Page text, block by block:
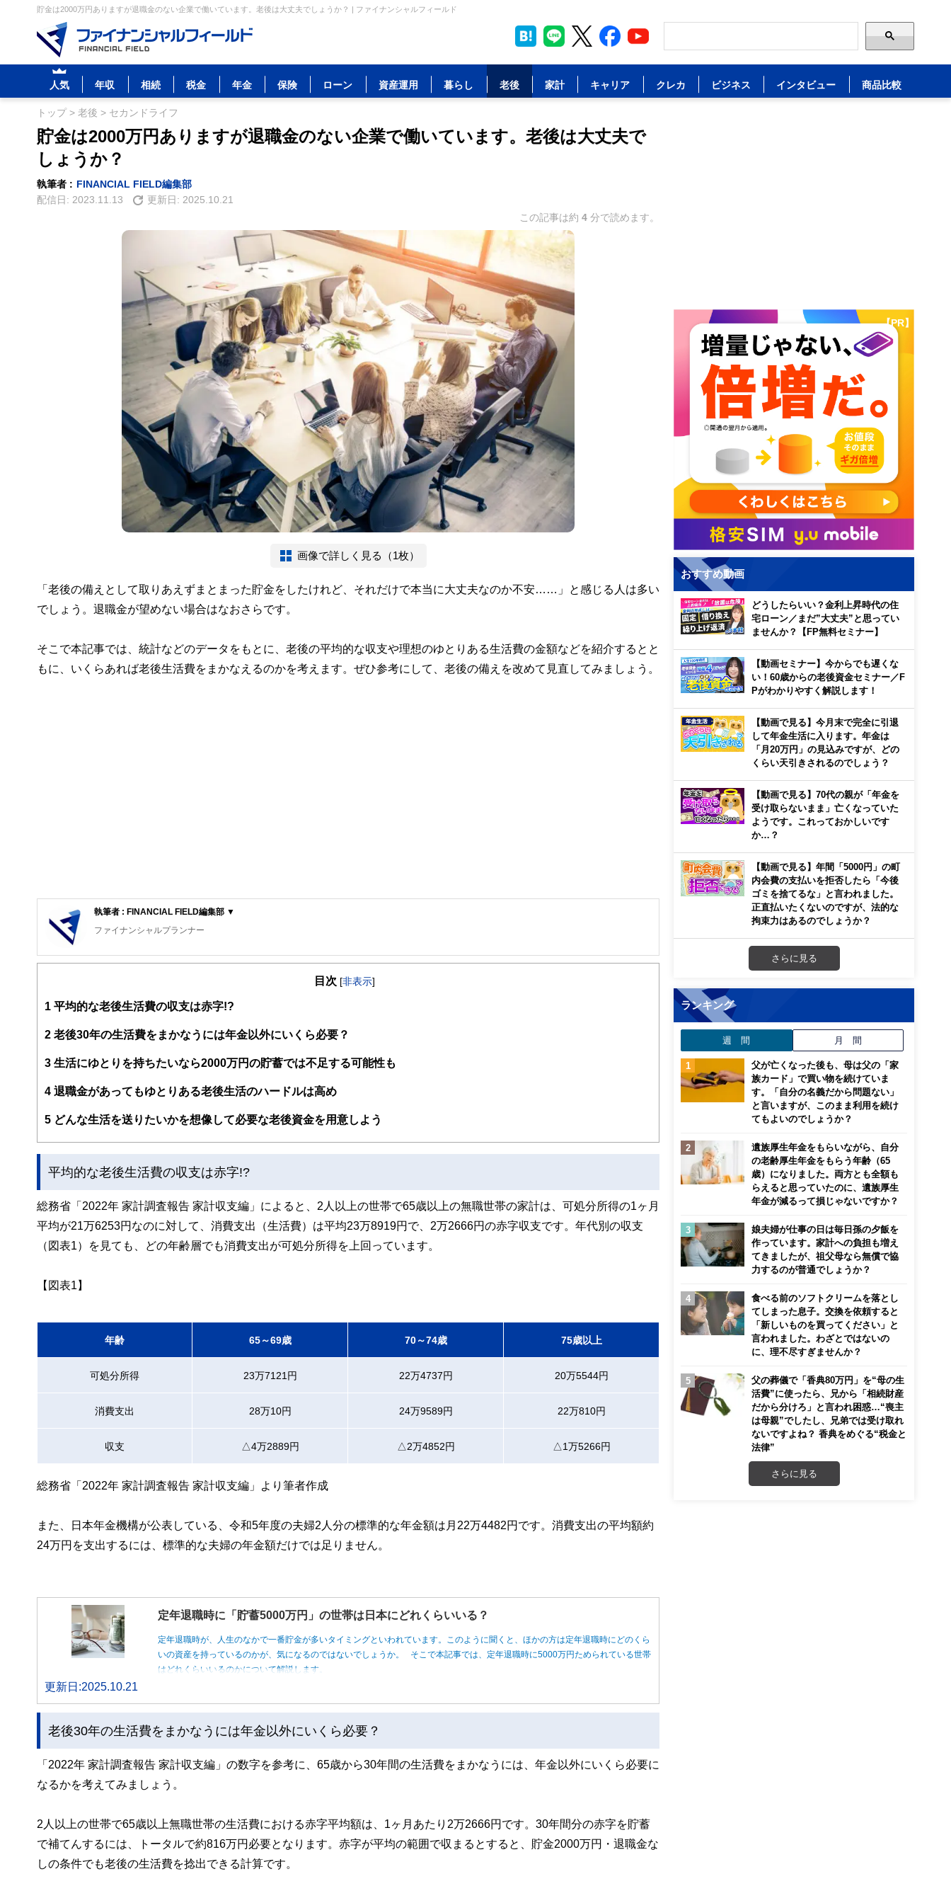
貯金は2000万円ありますが退職金のない企業で働いています。老後は大丈夫でしょうか？ | ファイナンシャルフィールド
人気 年収 相続 税金 年金 保険 ローン 資産運用 暮らし 老後 家計 キャリア クレカ ビジネス インタビュー 商品比較
トップ> 老後 > セカンドライフ
貯金は2000万円ありますが退職金のない企業で働いています。老後は大丈夫で
しょうか？
執筆者 : FINANCIAL FIELD編集部
配信日: 2023.11.13 更新日: 2025.10.21
この記事は約 4 分で読めます。
画像で詳しく見る（1枚）
「老後の備えとして取りあえずまとまった貯金をしたけれど、それだけで本当に大丈夫なのか不安……」と感じる人は多い
でしょう。退職金が望めない場合はなおさらです。
そこで本記事では、統計などのデータをもとに、老後の平均的な収支や理想のゆとりある生活費の金額などを紹介するとと
もに、いくらあれば老後生活費をまかなえるのかを考えます。ぜひ参考にして、老後の備えを改めて見直してみましょう。
執筆者 : FINANCIAL FIELD編集部 ▼
ファイナンシャルプランナー
FinancialField編集部は、金融、経済に関する記事を、日々の暮らしにどのような影響を与えるかという視点で、お金の知識がない方でも理解でき
案から記事掲載まですべての工程に関わることで、読者目線のコンテンツを追求しています。
FinancialFieldの特徴は、ファイナンシャルプランナー、弁護士、税理士、宅地建物取引士、相続診断士、住宅ローンアドバイザー、DCプランナ
ー、公認会計士、社会保険労務士、行政書士、投資アナリスト、キャリアコンサルタントなど150名以上の有資格者を執筆者・監修者として迎
と、読み応えのあるコンテンツと確かな情報発信を実現しています。
私たちは、快適でより良い生活のアイデアを提供するお金のコンシェルジュを目指します。
目次 [非表示]
1 平均的な老後生活費の収支は赤字!?
2 老後30年の生活費をまかなうには年金以外にいくら必要？
3 生活にゆとりを持ちたいなら2000万円の貯蓄では不足する可能性も
4 退職金があってもゆとりある老後生活のハードルは高め
5 どんな生活を送りたいかを想像して必要な老後資金を用意しよう
平均的な老後生活費の収支は赤字!?
総務省「2022年 家計調査報告 家計収支編」によると、2人以上の世帯で65歳以上の無職世帯の家計は、可処分所得の1ヶ月
平均が21万6253円なのに対して、消費支出（生活費）は平均23万8919円で、2万2666円の赤字収支です。年代別の収支
（図表1）を見ても、どの年齢層でも消費支出が可処分所得を上回っています。
【図表1】
年齢 65～69歳 70～74歳 75歳以上
可処分所得 23万7121円 22万4737円 20万5544円
消費支出 28万10円 24万9589円 22万810円
収支 △4万2889円 △2万4852円 △1万5266円
総務省「2022年 家計調査報告 家計収支編」より筆者作成
また、日本年金機構が公表している、令和5年度の夫婦2人分の標準的な年金額は月22万4482円です。消費支出の平均額約
24万円を支出するには、標準的な夫婦の年金額だけでは足りません。
定年退職時に「貯蓄5000万円」の世帯は日本にどれくらいいる？
定年退職時が、人生のなかで一番貯金が多いタイミングといわれています。このように聞くと、ほかの方は定年退職時にどのくら
いの資産を持っているのかが、気になるのではないでしょうか。 そこで本記事では、定年退職時に5000万円ためられている世帯
はどれくらいいるのかについて解説します。
更新日:2025.10.21
老後30年の生活費をまかなうには年金以外にいくら必要？
「2022年 家計調査報告 家計収支編」の数字を参考に、65歳から30年間の生活費をまかなうには、年金以外にいくら必要に
なるかを考えてみましょう。
2人以上の世帯で65歳以上無職世帯の生活費における赤字平均額は、1ヶ月あたり2万2666円です。30年間分の赤字を貯蓄
で補てんするには、トータルで約816万円必要となります。赤字が平均の範囲で収まるとすると、貯金2000万円・退職金な
しの条件でも老後の生活費を捻出できる計算です。
【PR】
おすすめ動画
どうしたらいい？金利上昇時代の住
宅ローン／まだ”大丈夫”と思ってい
ませんか？【FP無料セミナー】
【動画セミナー】今からでも遅くな
い！60歳からの老後資金セミナー／F
Pがわかりやすく解説します！
【動画で見る】今月末で完全に引退
して年金生活に入ります。年金は
「月20万円」の見込みですが、どの
くらい天引きされるのでしょう？
【動画で見る】70代の親が「年金を
受け取らないまま」亡くなっていた
ようです。これっておかしいです
か…？
【動画で見る】年間「5000円」の町
内会費の支払いを拒否したら「今後
ゴミを捨てるな」と言われました。
正直払いたくないのですが、法的な
拘束力はあるのでしょうか？
さらに見る
ランキング
週 間 月 間
父が亡くなった後も、母は父の「家
族カード」で買い物を続けていま
す。「自分の名義だから問題ない」
と言いますが、このまま利用を続け
てもよいのでしょうか？
遺族厚生年金をもらいながら、自分
の老齢厚生年金をもらう年齢（65
歳）になりました。両方とも全額も
らえると思っていたのに、遺族厚生
年金が減るって損じゃないですか？
娘夫婦が仕事の日は毎日孫の夕飯を
作っています。家計への負担も増え
てきましたが、祖父母なら無償で協
力するのが普通でしょうか？
食べる前のソフトクリームを落とし
てしまった息子。交換を依頼すると
「新しいものを買ってください」と
言われました。わざとではないの
に、理不尽すぎませんか？
父の葬儀で「香典80万円」を“母の生
活費”に使ったら、兄から「相続財産
だから分けろ」と言われ困惑…“喪主
は母親”でしたし、兄弟では受け取れ
ないですよね？ 香典をめぐる“税金と
法律”
さらに見る